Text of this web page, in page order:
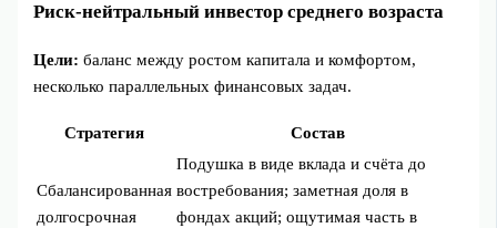
Риск-нейтральный инвестор среднего возраста
Цели: баланс между ростом капитала и комфортом,
несколько параллельных финансовых задач.
Стратегия Состав
Сбалансированная
долгосрочная
Подушка в виде вклада и счёта до
востребования; заметная доля в
фондах акций; ощутимая часть в